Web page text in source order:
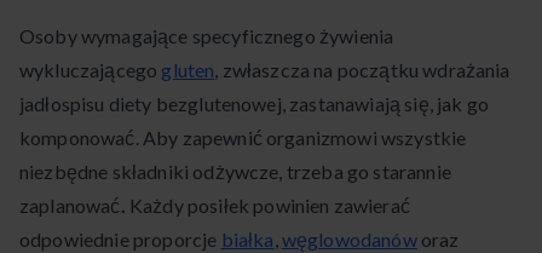
Osoby wymagające specyficznego żywienia
wykluczającego gluten, zwłaszcza na początku wdrażania
jadłospisu diety bezglutenowej, zastanawiają się, jak go
komponować. Aby zapewnić organizmowi wszystkie
niezbędne składniki odżywcze, trzeba go starannie
zaplanować. Każdy posiłek powinien zawierać
odpowiednie proporcje białka,węglowodanóworaz